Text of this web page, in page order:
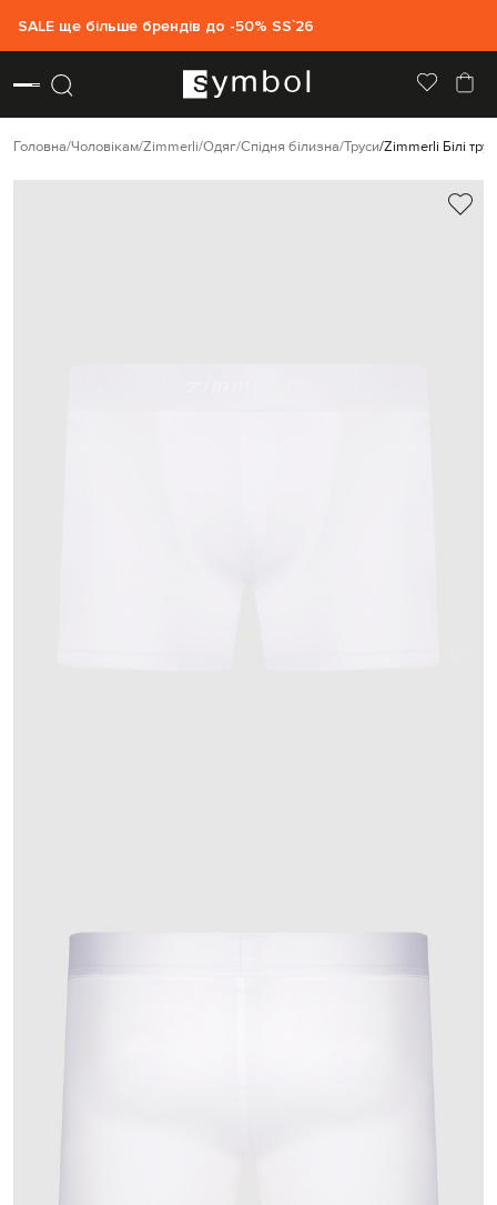
SALE ще більше брендів до -50% SS`26
Головна Чоловікам Zimmerli Одяг Спідня білизна Труси Zimmerli Білі